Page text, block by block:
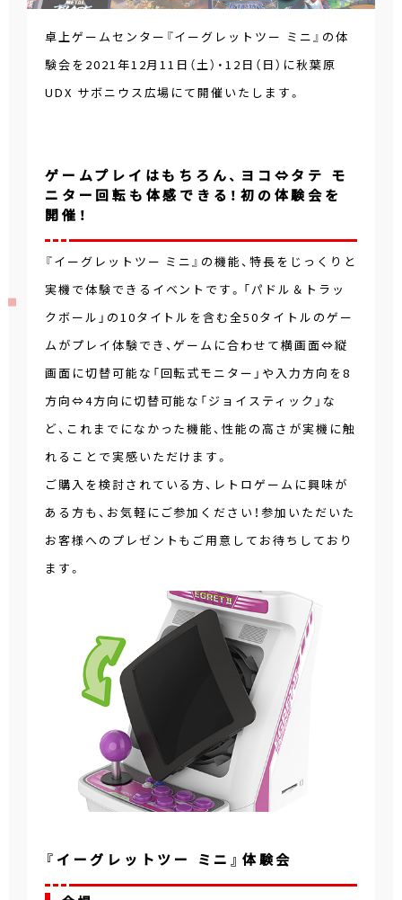
卓上ゲームセンター『イーグレットツー ミニ』の体
験会を2021年12月11日（土）・12日（日）に秋葉原
UDX サボニウス広場にて開催いたします。
ゲームプレイはもちろん、ヨコ⇔タテ モ
ニター回転も体感できる！初の体験会を
開催！
『イーグレットツー ミニ』の機能、特長をじっくりと
実機で体験できるイベントです。「パドル＆トラッ
クボール」の10タイトルを含む全50タイトルのゲー
ムがプレイ体験でき、ゲームに合わせて横画面⇔縦
画面に切替可能な「回転式モニター」や入力方向を8
方向⇔4方向に切替可能な「ジョイスティック」な
ど、これまでになかった機能、性能の高さが実機に触
れることで実感いただけます。
ご購入を検討されている方、レトロゲームに興味が
ある方も、お気軽にご参加ください！参加いただいた
お客様へのプレゼントもご用意してお待ちしており
ます。
『イーグレットツー ミニ』体験会